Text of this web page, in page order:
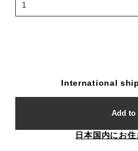
International
Add to
日本国内にお